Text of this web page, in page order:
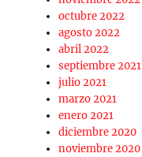
octubre 2022
agosto 2022
abril 2022
septiembre 2021
julio 2021
marzo 2021
enero 2021
diciembre 2020
noviembre 2020